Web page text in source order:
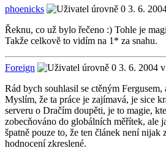
phoenicks
3. 6.
Řeknu, co už bylo řečeno :) Tohle je
Takže celkově to vidím na 1* za snahu.
Foreign
3. 6. 2004
Rád bych souhlasil se ctěným
Myslím, že ta práce je zajímavá, je sice
serveru o Dračím doupěti, je to magie,
zobecňováno do globálních měřítek, ale
špatně pouze to, že ten článek není
hodnocení zkreslené.